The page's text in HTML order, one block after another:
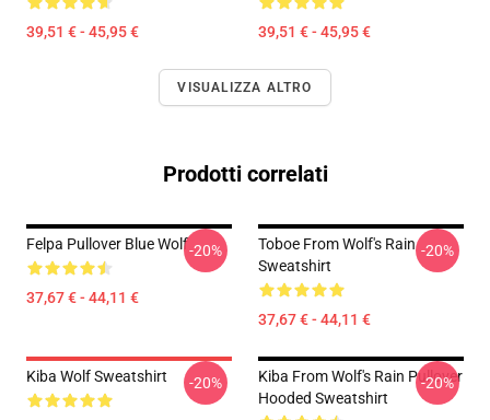
39,51 € - 45,95 € 39,51 € - 45,95 €
VISUALIZZA ALTRO
Prodotti correlati
Felpa Pullover Blue Wolf
37,67 € - 44,11 €
-20%
Toboe From Wolf's Rain
Sweatshirt
37,67 € - 44,11 €
-20%
Kiba Wolf Sweatshirt -20%
Kiba From Wolf's Rain Pullover
Hooded Sweatshirt
-20%